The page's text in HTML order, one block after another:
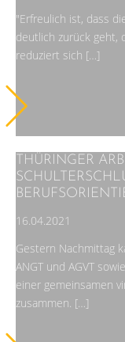
"Erfreulich ist, dass
deutlich zurück geht,
reduziert sich […]
THÜRINGER
16.04.2021
Gestern Nachmittag
ANGT und AGVT
einer gemeinsamen
zusammen. […]